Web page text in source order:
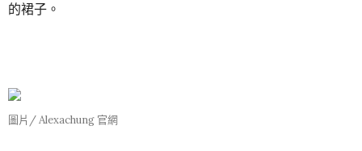
的裙子。
圖片/ Alexachung 官網